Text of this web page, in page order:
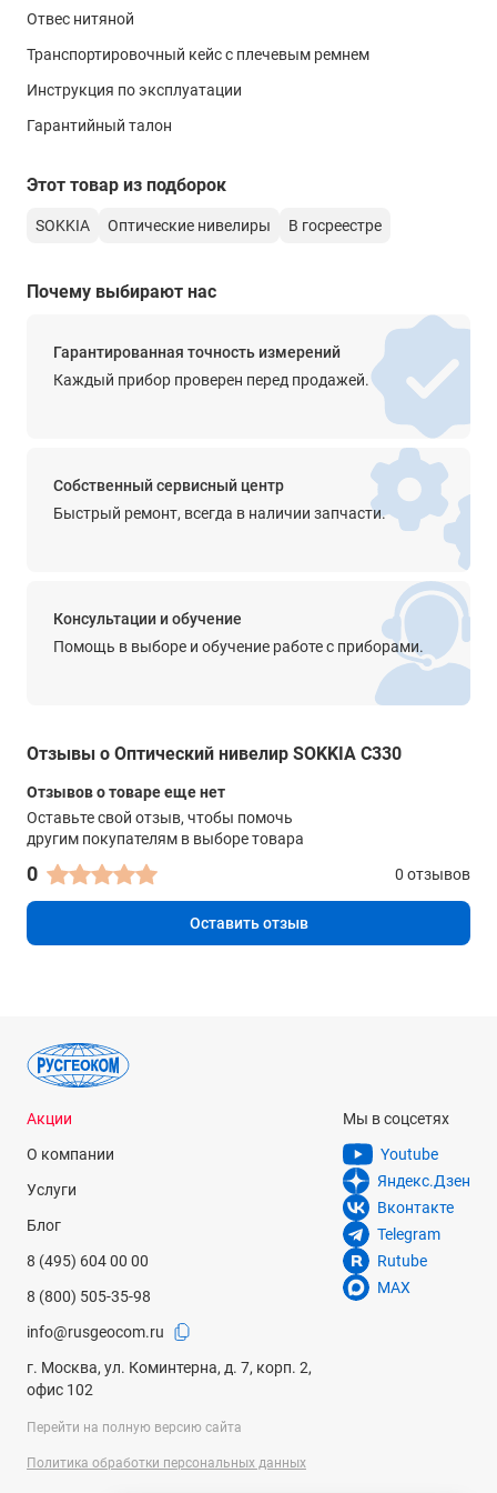
транспортировочного футляра. Купить оптический нивелир
проверенными временем и опытом инструментами.
133х215х135 мм
Отвес нитяной
Транспортировочный кейс с плечевым ремнем
Инструкция по эксплуатации
Гарантийный талон
Этот товар из подборок
SOKKIA Оптические нивелиры В госреестре
Почему выбирают нас
Гарантированная точность измерений
Каждый прибор проверен перед продажей.
Собственный сервисный центр
Быстрый ремонт, всегда в наличии запчасти.
Консультации и обучение
Помощь в выборе и обучение работе с приборами.
Отзывы о Оптический нивелир SOKKIA С330
Отзывов о товаре еще нет
Оставьте свой отзыв, чтобы помочь
другим покупателям в выборе товара
0 0 отзывов
Оставить отзыв
Акции
О компании
Услуги
Блог
8 (495) 604 00 00
8 (800) 505-35-98
info@rusgeocom.ru
г. Москва, ул. Коминтерна, д. 7, корп. 2,
офис 102
Мы в соцсетях
Youtube
Яндекс.Дзен
Вконтакте
Telegram
Rutube
MAX
Перейти на полную версию сайта
Политика обработки персональных данных